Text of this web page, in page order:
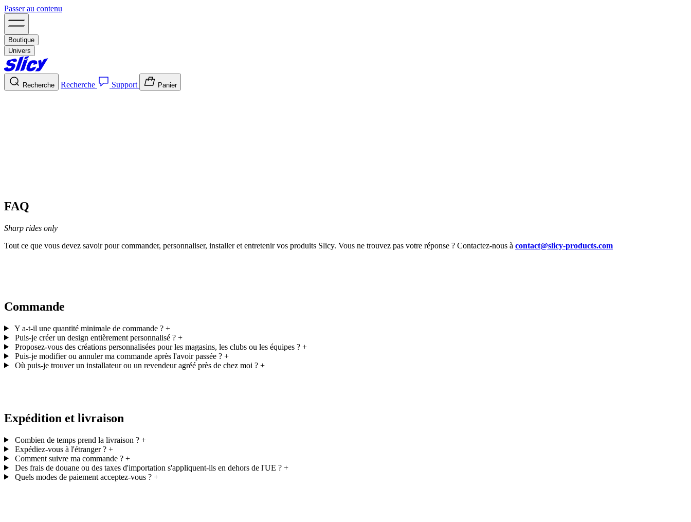
Passer au contenu
Boutique
Univers
Recherche Recherche Support Panier
FAQ
Sharp rides only
Tout ce que vous devez savoir pour commander, personnaliser, installer et entretenir vos produits Slicy. Vous ne trouvez pas votre réponse ? Contactez-nous à contact@slicy-products.com
Commande
Y a-t-il une quantité minimale de commande ? +
Puis-je créer un design entièrement personnalisé ? +
Proposez-vous des créations personnalisées pour les magasins, les clubs ou les équipes ? +
Puis-je modifier ou annuler ma commande après l'avoir passée ? +
Où puis-je trouver un installateur ou un revendeur agréé près de chez moi ? +
Expédition et livraison
Combien de temps prend la livraison ? +
Expédiez-vous à l'étranger ? +
Comment suivre ma commande ? +
Des frais de douane ou des taxes d'importation s'appliquent-ils en dehors de l'UE ? +
Quels modes de paiement acceptez-vous ? +